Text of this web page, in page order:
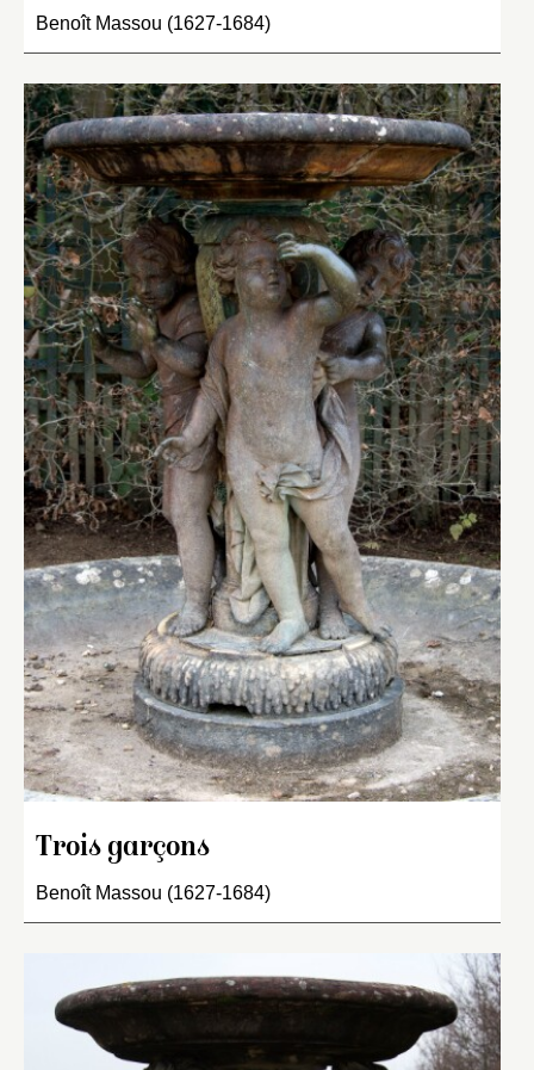
Benoît Massou (1627-1684)
Trois garçons
Benoît Massou (1627-1684)